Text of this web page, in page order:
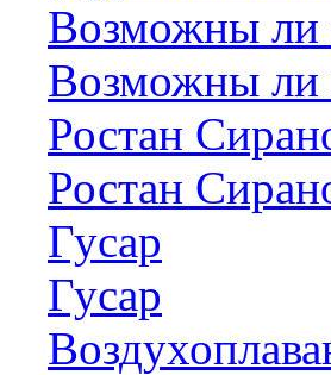
Возможны ли
Возможны ли
Ростан
Ростан
Гусар
Гусар